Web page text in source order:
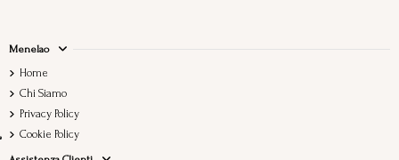
Menelao
Home
Chi Siamo
Privacy Policy
Cookie Policy